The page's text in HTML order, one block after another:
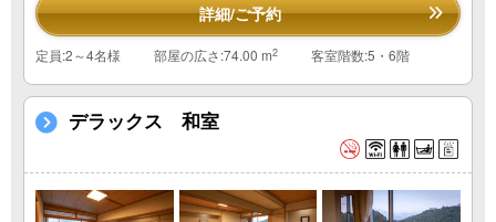
詳細/ご予約
定員:2～4名様 部屋の広さ:74.00 m2 客室階数:5・6階
デラックス 和室